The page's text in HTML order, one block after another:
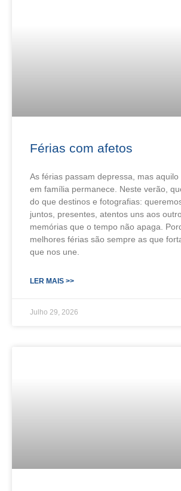
Férias com afetos
As férias passam depressa, mas
em família permanece. Neste verão,
do que destinos e fotografias:
juntos, presentes, atentos uns aos
memórias que o tempo não apaga.
melhores férias são sempre as que
que nos une.
LER MAIS >>
Julho 29, 2026